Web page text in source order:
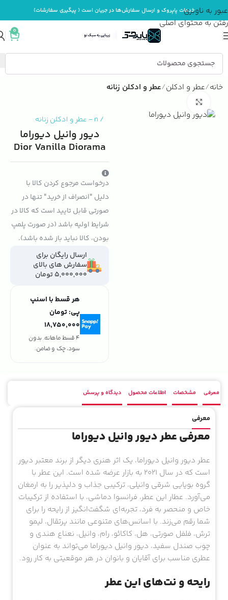
عبور به ناوبری
رفتن به محتوای اصلی
خدمات پاپروک و ارسال سفارش‌ها در جریان است ( پیگیری سفارشات)
0
خانه عطر و ادکلن عطر و ادکلن زنانه
/
n
- عطر و ادکلن زنانه
دیور وانیل دیوراما
Dior Vanilla Diorama
درخواست مرجوع کردن کالا با
دلیل "انصراف از خرید" تنها در
صورتی قابل تایید است که کالا در
شرایط اولیه باشد (در صورت پلمپ
بودن، کالا نباید باز شده باشد).
ارسال رایگان برای
سفارش های بالای
5,000,000 تومان
هر قسط با اسنپ
پی:تومان
۱۸٬۷۵۰٬۰۰۰
4 قسط ماهانه. بدون
سود، چک و ضامن.
معرفی مشخصات اطلاعات محصول دیدگاه و پرسش
معرفی
معرفی عطر دیور وانیل دیوراما
عطر دیور وانیل دیوراما، یک اثر هنری دیگر از برند معتبر دیور
است که در سال 2021 به بازار عرضه شده است. این عطر با
گروه بویایی شرقی وانیلی، ترکیبی جذاب و دلپذیر را به ارمغان
می‌آورد. عطار این عطر، فرانسوا دماشی، با استفاده از ترکیبات
خاص و منحصر به فرد، تجربه‌ای شگفت‌انگیز از رایحه را برای
شما رقم می‌زند. با اسانس‌های متنوعی مانند پرتقال، لیمو
ترش، فلفل صورتی، هل، کاکائو، رام، وانیل، نعناع هندی و
چوب صندل سفید، دیور وانیل دیوراما می‌تواند به عنوان
عطری مناسب برای آقایان و بانوان در هر موقعیتی به کار رود.
رایحه و نت‌های این عطر